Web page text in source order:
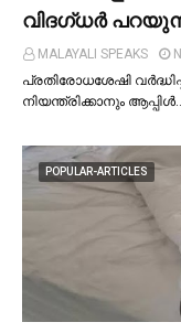
വിദഗ്ധര്‍
MALAYALI SPEAKS
പ്രതിരോധശേഷി
നിയന്ത്രിക്കാനും
POPULAR-ARTICLES